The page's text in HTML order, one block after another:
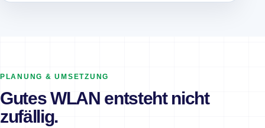
PLANUNG & UMSETZUNG
Gutes WLAN entsteht nicht
zufällig.